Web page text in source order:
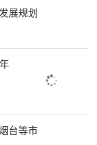
展规划
台等市